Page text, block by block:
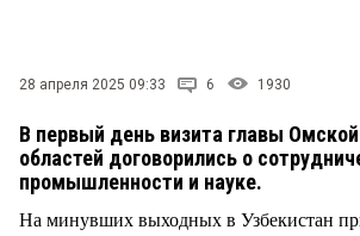
28 апреля 2025 09:33 6 1930
В первый день визита главы Омской
областей договорились о
промышленности и науке.
На минувших выходных в Узбекистан